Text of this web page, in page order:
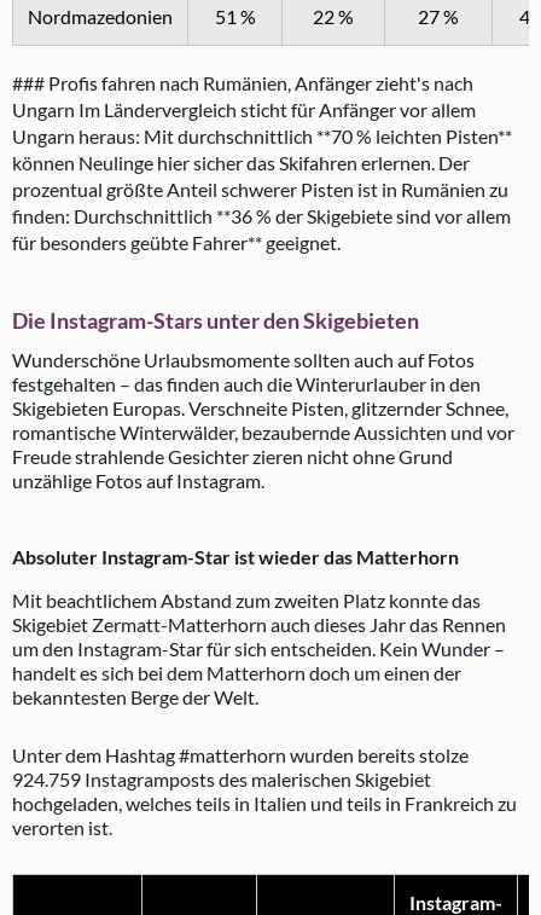
Nordmazedonien 51 % 22 % 27 %
### Profis fahren nach Rumänien, Anfänger zieht's nach
Ungarn Im Ländervergleich sticht für Anfänger vor allem
Ungarn heraus: Mit durchschnittlich **70 % leichten Pisten**
können Neulinge hier sicher das Skifahren erlernen. Der
prozentual größte Anteil schwerer Pisten ist in Rumänien zu
finden: Durchschnittlich **36 % der Skigebiete sind vor allem
für besonders geübte Fahrer** geeignet.
Die Instagram-Stars unter den Skigebieten
Wunderschöne Urlaubsmomente sollten auch auf Fotos
festgehalten – das finden auch die Winterurlauber in den
Skigebieten Europas. Verschneite Pisten, glitzernder Schnee,
romantische Winterwälder, bezaubernde Aussichten und vor
Freude strahlende Gesichter zieren nicht ohne Grund
unzählige Fotos auf Instagram.
Absoluter Instagram-Star ist wieder das Matterhorn
Mit beachtlichem Abstand zum zweiten Platz konnte das
Skigebiet Zermatt-Matterhorn auch dieses Jahr das Rennen
um den Instagram-Star für sich entscheiden. Kein Wunder –
handelt es sich bei dem Matterhorn doch um einen der
bekanntesten Berge der Welt.
Unter dem Hashtag #matterhorn wurden bereits stolze
924.759 Instagramposts des malerischen Skigebiet
hochgeladen, welches teils in Italien und teils in Frankreich zu
verorten ist.
Instagram-